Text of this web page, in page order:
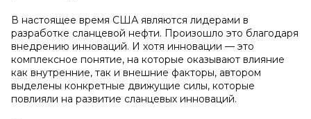
В настоящее время США являются лидерами в
разработке сланцевой нефти. Произошло это благодаря
внедрению инноваций. И хотя инновации — это
комплексное понятие, на которые оказывают влияние
как внутренние, так и внешние факторы, автором
выделены конкретные движущие силы, которые
повлияли на развитие сланцевых инноваций.